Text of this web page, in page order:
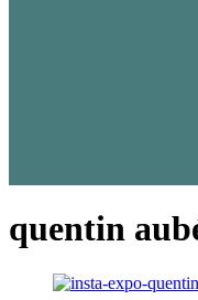
quentin